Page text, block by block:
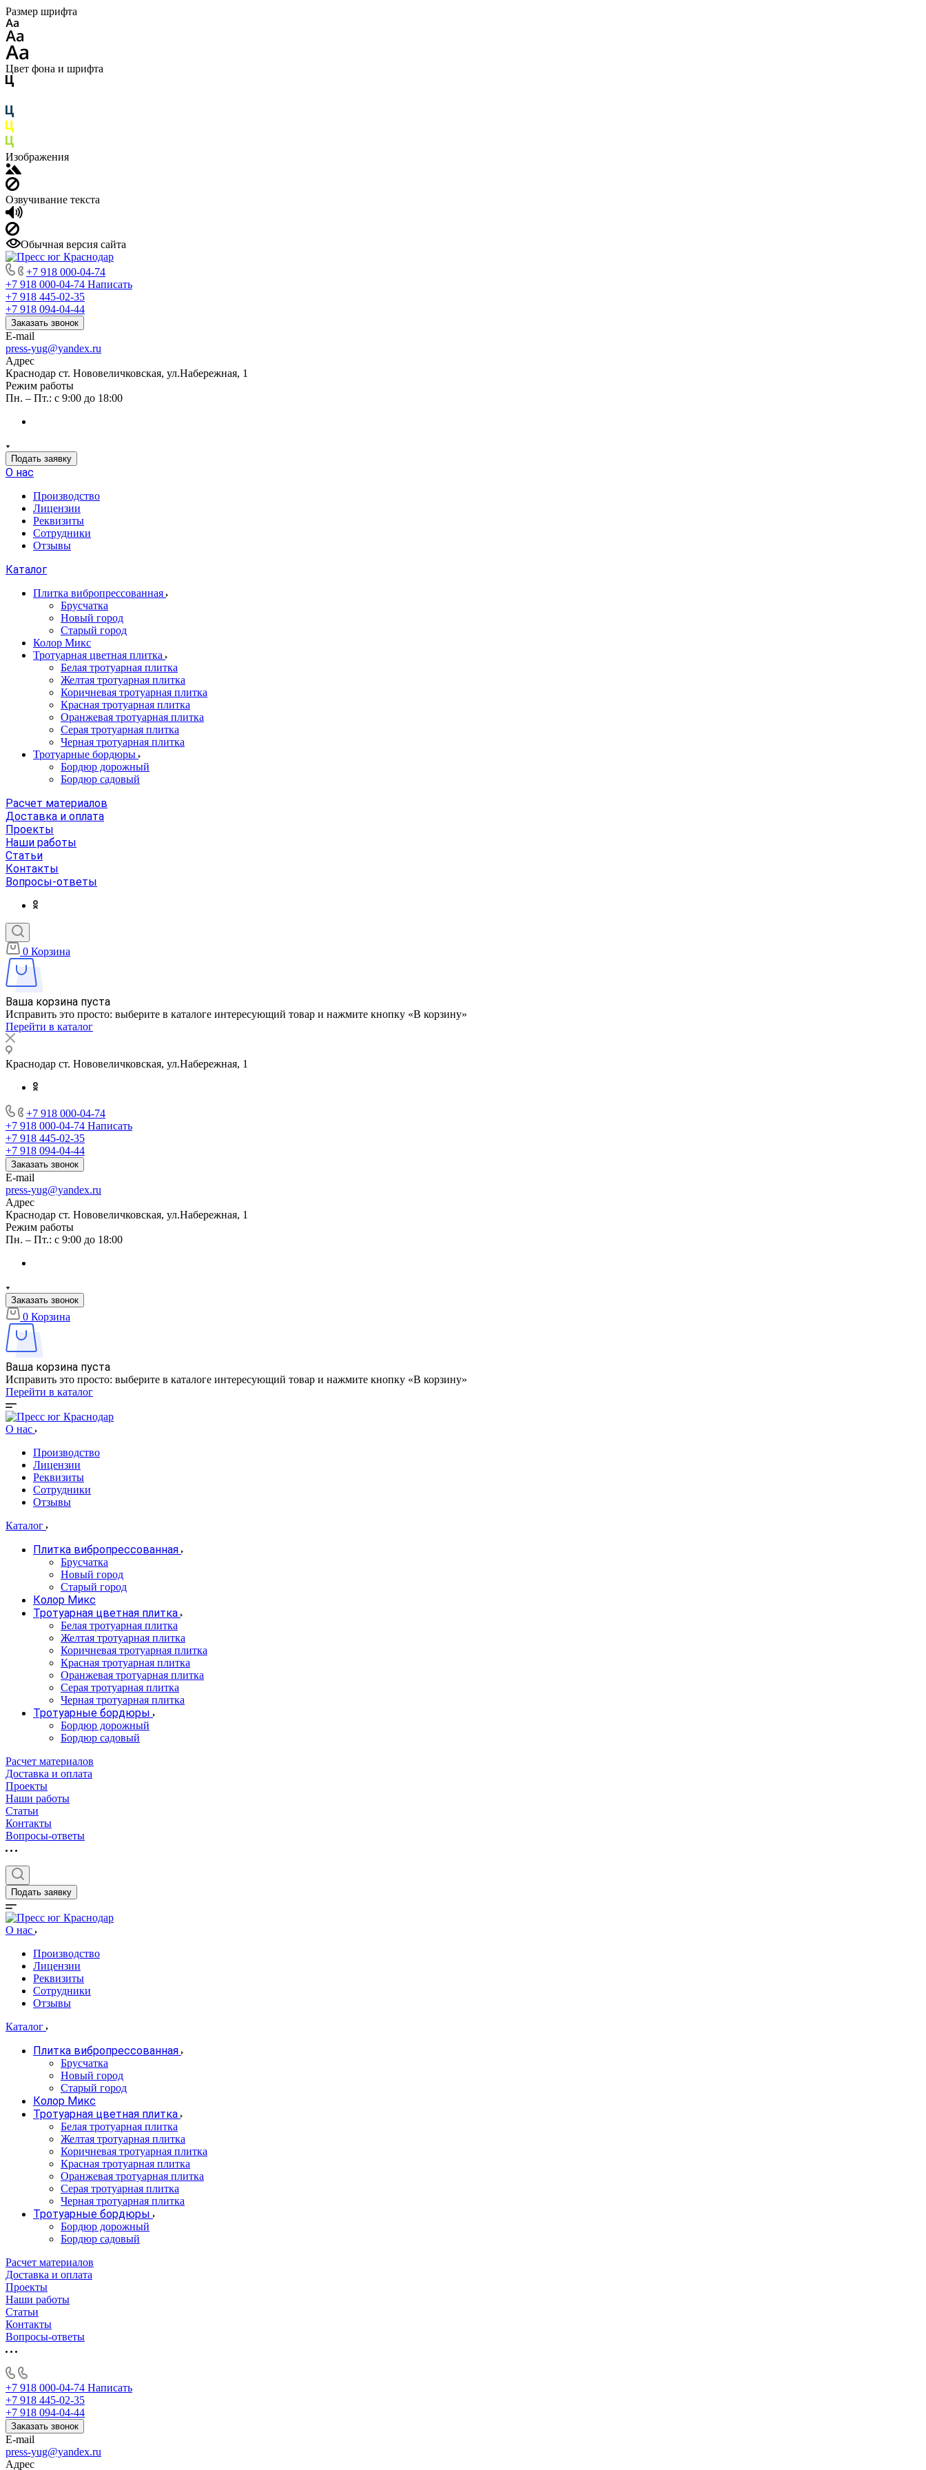
Размер шрифта
Цвет фона и шрифта
Изображения
Озвучивание текста
Обычная версия сайта
+7 918 000-04-74
+7 918 000-04-74 Написать
+7 918 445-02-35
+7 918 094-04-44
Заказать звонок
E-mail
press-yug@yandex.ru
Адрес
Краснодар ст. Нововеличковская, ул.Набережная, 1
Режим работы
Пн. – Пт.: с 9:00 до 18:00
Подать заявку
О нас
Производство
Лицензии
Реквизиты
Сотрудники
Отзывы
Каталог
Плитка вибропрессованная
Брусчатка
Новый город
Старый город
Колор Микс
Тротуарная цветная плитка
Белая тротуарная плитка
Желтая тротуарная плитка
Коричневая тротуарная плитка
Красная тротуарная плитка
Оранжевая тротуарная плитка
Серая тротуарная плитка
Черная тротуарная плитка
Тротуарные бордюры
Бордюр дорожный
Бордюр садовый
Расчет материалов
Доставка и оплата
Проекты
Наши работы
Статьи
Контакты
Вопросы-ответы
0 Корзина
Ваша корзина пуста
Исправить это просто: выберите в каталоге интересующий товар и нажмите кнопку «В корзину»
Перейти в каталог
Краснодар ст. Нововеличковская, ул.Набережная, 1
+7 918 000-04-74
+7 918 000-04-74 Написать
+7 918 445-02-35
+7 918 094-04-44
Заказать звонок
E-mail
press-yug@yandex.ru
Адрес
Краснодар ст. Нововеличковская, ул.Набережная, 1
Режим работы
Пн. – Пт.: с 9:00 до 18:00
Заказать звонок
0 Корзина
Ваша корзина пуста
Исправить это просто: выберите в каталоге интересующий товар и нажмите кнопку «В корзину»
Перейти в каталог
О нас
Производство
Лицензии
Реквизиты
Сотрудники
Отзывы
Каталог
Плитка вибропрессованная
Брусчатка
Новый город
Старый город
Колор Микс
Тротуарная цветная плитка
Белая тротуарная плитка
Желтая тротуарная плитка
Коричневая тротуарная плитка
Красная тротуарная плитка
Оранжевая тротуарная плитка
Серая тротуарная плитка
Черная тротуарная плитка
Тротуарные бордюры
Бордюр дорожный
Бордюр садовый
Расчет материалов
Доставка и оплата
Проекты
Наши работы
Статьи
Контакты
Вопросы-ответы
Подать заявку
О нас
Производство
Лицензии
Реквизиты
Сотрудники
Отзывы
Каталог
Плитка вибропрессованная
Брусчатка
Новый город
Старый город
Колор Микс
Тротуарная цветная плитка
Белая тротуарная плитка
Желтая тротуарная плитка
Коричневая тротуарная плитка
Красная тротуарная плитка
Оранжевая тротуарная плитка
Серая тротуарная плитка
Черная тротуарная плитка
Тротуарные бордюры
Бордюр дорожный
Бордюр садовый
Расчет материалов
Доставка и оплата
Проекты
Наши работы
Статьи
Контакты
Вопросы-ответы
+7 918 000-04-74 Написать
+7 918 445-02-35
+7 918 094-04-44
Заказать звонок
E-mail
press-yug@yandex.ru
Адрес